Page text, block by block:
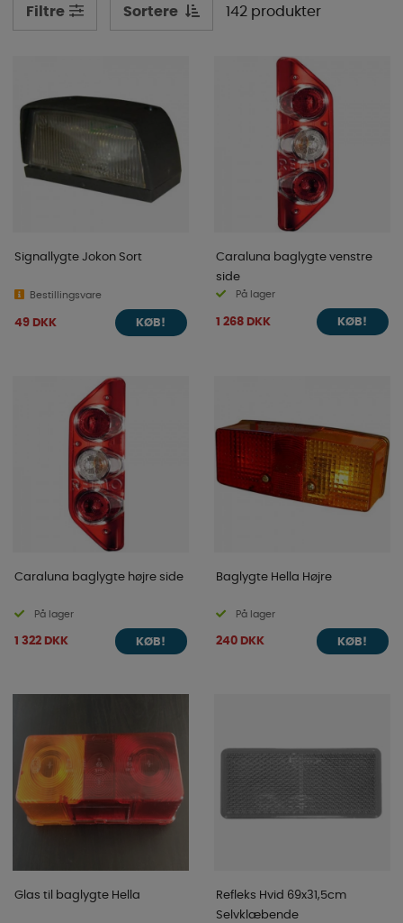
Filtre Sortere 142 produkter
Signallygte Jokon Sort
Bestillingsvare
49 DKK KØB!
Caraluna baglygte venstre
side
På lager
1 268 DKK KØB!
Caraluna baglygte højre side
På lager
1 322 DKK KØB!
Baglygte Hella Højre
På lager
240 DKK KØB!
Glas til baglygte Hella
Refleks Hvid 69x31,5cm
Selvklæbende